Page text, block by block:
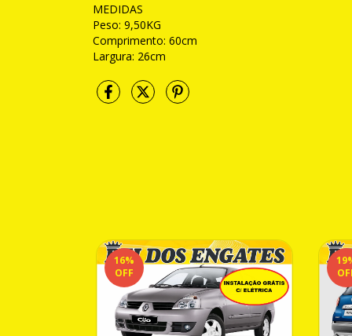
MEDIDAS
Peso: 9,50KG
Comprimento: 60cm
Largura: 26cm
16%
OFF
19